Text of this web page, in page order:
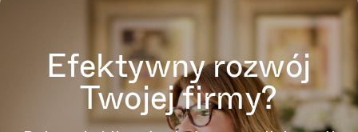
Efektywny rozwój
Twojej firmy?